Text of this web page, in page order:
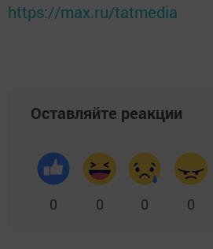
https://max.ru/tatmedia
Оставляйте реакции
0 0 0 0